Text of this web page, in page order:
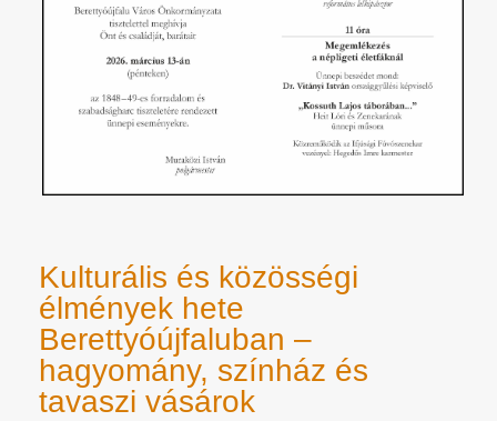
Kulturális és közösségi
élmények hete
Berettyóújfaluban –
hagyomány, színház és
tavaszi vásárok